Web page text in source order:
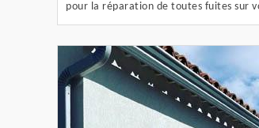
pour la réparation de toutes fuites sur